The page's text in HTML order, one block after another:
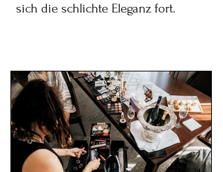
sich die schlichte Eleganz fort.